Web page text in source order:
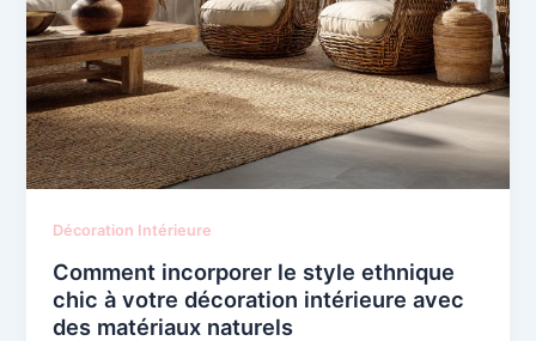
Décoration Intérieure
Comment incorporer le style ethnique
chic à votre décoration intérieure avec
des matériaux naturels